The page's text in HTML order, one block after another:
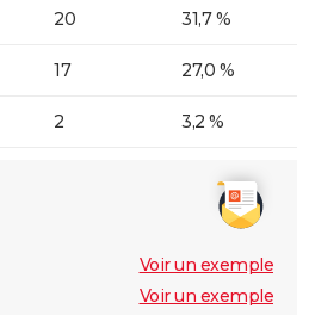
20 31,7 %
17 27,0 %
2 3,2 %
Voir un exemple
Voir un exemple